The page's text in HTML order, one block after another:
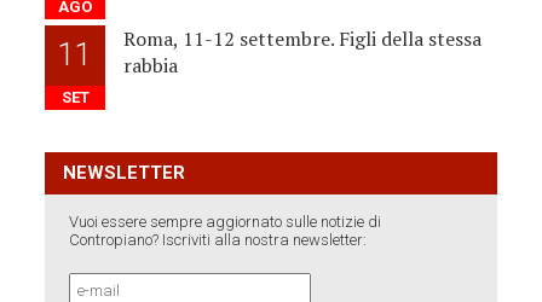
AGO
11
SET
Roma, 11-12 settembre. Figli della stessa
rabbia
NEWSLETTER
Vuoi essere sempre aggiornato sulle notizie di
Contropiano? Iscriviti alla nostra newsletter: